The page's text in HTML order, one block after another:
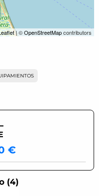
| ©OpenStreetMapcontributors
€
(4)